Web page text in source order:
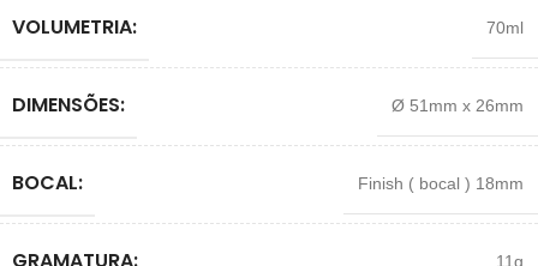
VOLUMETRIA: 70ml
DIMENSÕES: Ø 51mm x 26mm
BOCAL: Finish ( bocal ) 18mm
GRAMATURA: 11g